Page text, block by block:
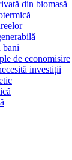
din biomasă
bani
de economisire
investiții